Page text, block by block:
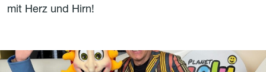
mit Herz und Hirn!